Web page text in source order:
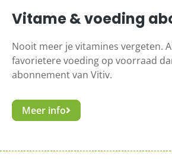
Vitame & voeding
Nooit meer je vitamines vergeten.
favorietere voeding op voorraad
abonnement van Vitiv.
Meer info